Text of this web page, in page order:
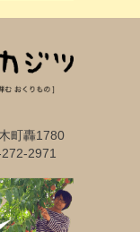
町轟1780
2971